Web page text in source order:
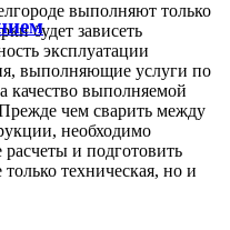
выполняют только
будет зависеть
эксплуатации
выполняющие услуги по
качество выполняемой
чем сварить между
необходимо
и подготовить
техническая, но и